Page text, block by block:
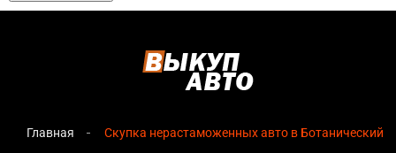
Ботанический сад, Киеввсего за 1 день.
нерастаможенных авто в Ботанический
Мгновенная оценка— предварительная стоимость
Главная Скупка нерастаможенных авто в Ботанический